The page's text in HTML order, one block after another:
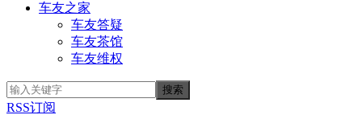
车友之家
车友答疑
车友茶馆
车友维权
RSS订阅